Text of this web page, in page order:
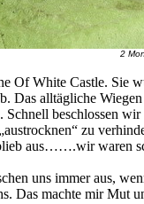
2
Of White Castle. Sie
Das alltägliche
beschlossen
zu
aus…….wir waren
uns immer aus,
Das machte mir